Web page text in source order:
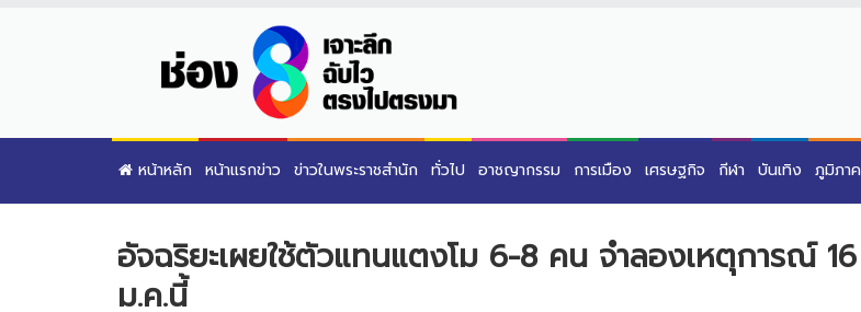
หน้าหลัก หน้าแรกข่าว ข่าวในพระราชสำนัก ทั่วไป อาชญากรรม การเมือง เศรษฐกิจ กีฬา บันเทิง ภูมิภาค
อัจฉริยะเผยใช้ตัวแทนแตงโม 6-8 คน จำลองเหตุการณ์ 16
ม.ค.นี้